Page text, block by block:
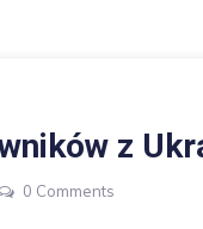
z
0 Comments